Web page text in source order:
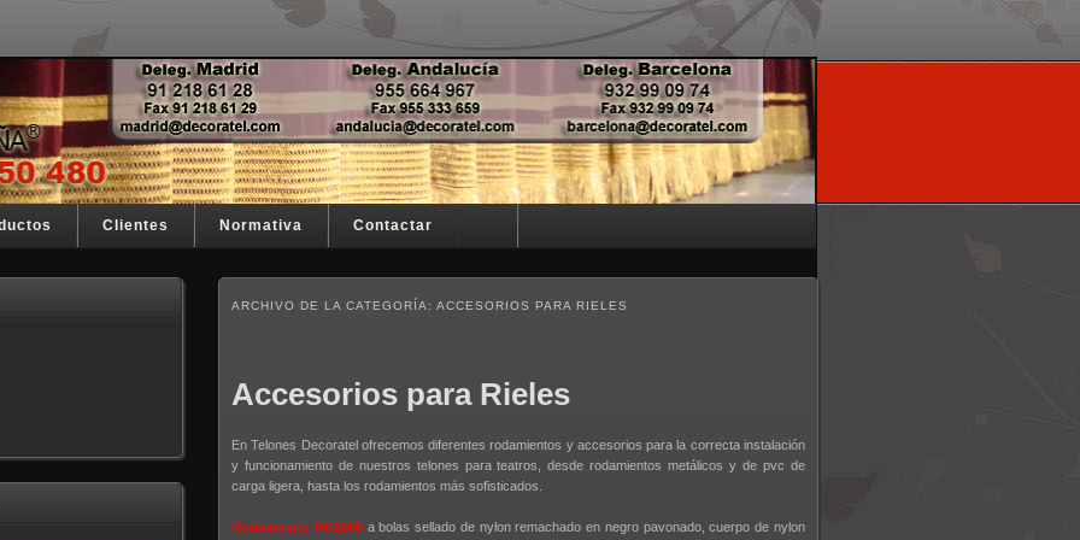
razón de ser
Clientes Normativa Contactar
ARCHIVO DE LA CATEGORÍA: ACCESORIOS PARA RIELES
Accesorios para Rieles
En Telones Decoratel ofrecemos diferentes rodamientos y accesorios para la correcta instalación
y funcionamiento de nuestros telones para teatros, desde rodamientos metálicos y de pvc de
carga ligera, hasta los rodamientos más sofisticados.
Rodamiento RK2000a bolas sellado de nylon ​​remachado en negro pavonado, cuerpo de nylon